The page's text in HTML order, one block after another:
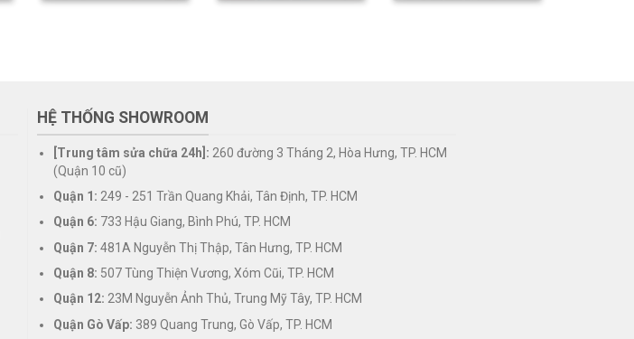
HỆ THỐNG SHOWROOM
[Trung tâm sửa chữa 24h]: 260 đường 3 Tháng 2, Hòa Hưng, TP. HCM
(Quận 10 cũ)
Quận 1: 249 - 251 Trần Quang Khải, Tân Định, TP. HCM
Quận 6: 733 Hậu Giang, Bình Phú, TP. HCM
Quận 7: 481A Nguyễn Thị Thập, Tân Hưng, TP. HCM
Quận 8: 507 Tùng Thiện Vương, Xóm Cũi, TP. HCM
Quận 12: 23M Nguyễn Ảnh Thủ, Trung Mỹ Tây, TP. HCM
Quận Gò Vấp: 389 Quang Trung, Gò Vấp, TP. HCM